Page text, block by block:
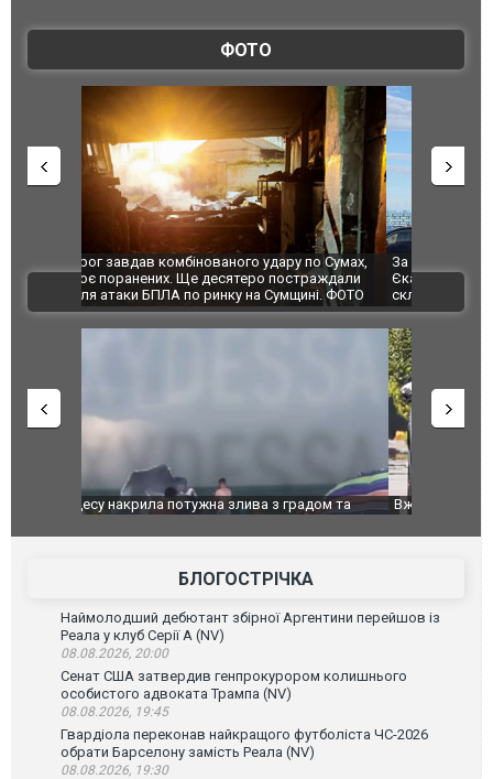
ФОТО
За 2000 кілометрів від кордону з Україною: в
Єкатеринбурзі після атаки дронів загорівся
склад Wildberries. ФОТО. ВІДЕО
"Мої
ВІДЕО
Вже вивели на тести: Ferrari готує оновлення
Вийшов
фільму
БЛОГОСТРІЧКА
Наймолодший дебютант збірної Аргентини перейшов із
Реала у клуб Серії А (NV)
08.08.2026, 20:00
Сенат США затвердив генпрокурором колишнього
особистого адвоката Трампа (NV)
08.08.2026, 19:45
Гвардіола переконав найкращого футболіста ЧС-2026
обрати Барселону замість Реала (NV)
08.08.2026, 19:30